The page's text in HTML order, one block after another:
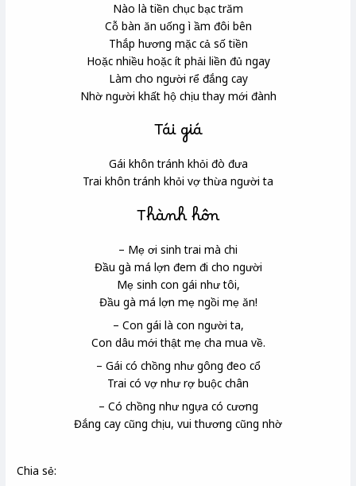
Nào là tiền chục bạc trăm
Cỗ bàn ăn uống ì ầm đôi bên
Thắp hương mặc cả số tiền
Hoặc nhiều hoặc ít phải liền đủ ngay
Làm cho người rể đắng cay
Nhờ người khất hộ chịu thay mới đành
Tái giá
Gái khôn tránh khỏi đò đưa
Trai khôn tránh khỏi vợ thừa người ta
Thành hôn
– Mẹ ơi sinh trai mà chi
Đầu gà má lợn đem đi cho người
Mẹ sinh con gái như tôi,
Đầu gà má lợn mẹ ngồi mẹ ăn!
– Con gái là con người ta,
Con dâu mới thật mẹ cha mua về.
– Gái có chồng như gông đeo cổ
Trai có vợ như rợ buộc chân
– Có chồng như ngựa có cương
Đắng cay cũng chịu, vui thương cũng nhờ
Chia sẻ: